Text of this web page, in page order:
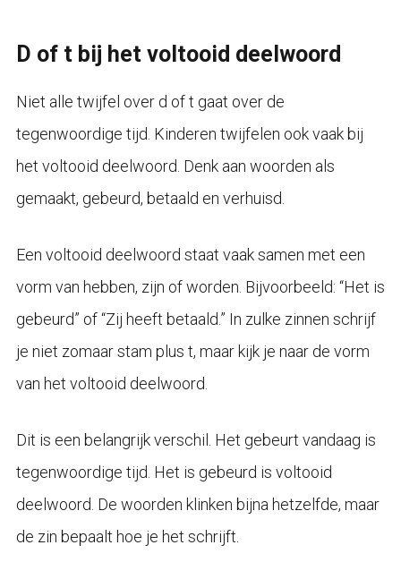
D of t bij het voltooid deelwoord
Niet alle twijfel over d of t gaat over de
tegenwoordige tijd. Kinderen twijfelen ook vaak bij
het voltooid deelwoord. Denk aan woorden als
gemaakt, gebeurd, betaald en verhuisd.
Een voltooid deelwoord staat vaak samen met een
vorm van hebben, zijn of worden. Bijvoorbeeld: “Het is
gebeurd” of “Zij heeft betaald.” In zulke zinnen schrijf
je niet zomaar stam plus t, maar kijk je naar de vorm
van het voltooid deelwoord.
Dit is een belangrijk verschil. Het gebeurt vandaag is
tegenwoordige tijd. Het is gebeurd is voltooid
deelwoord. De woorden klinken bijna hetzelfde, maar
de zin bepaalt hoe je het schrijft.